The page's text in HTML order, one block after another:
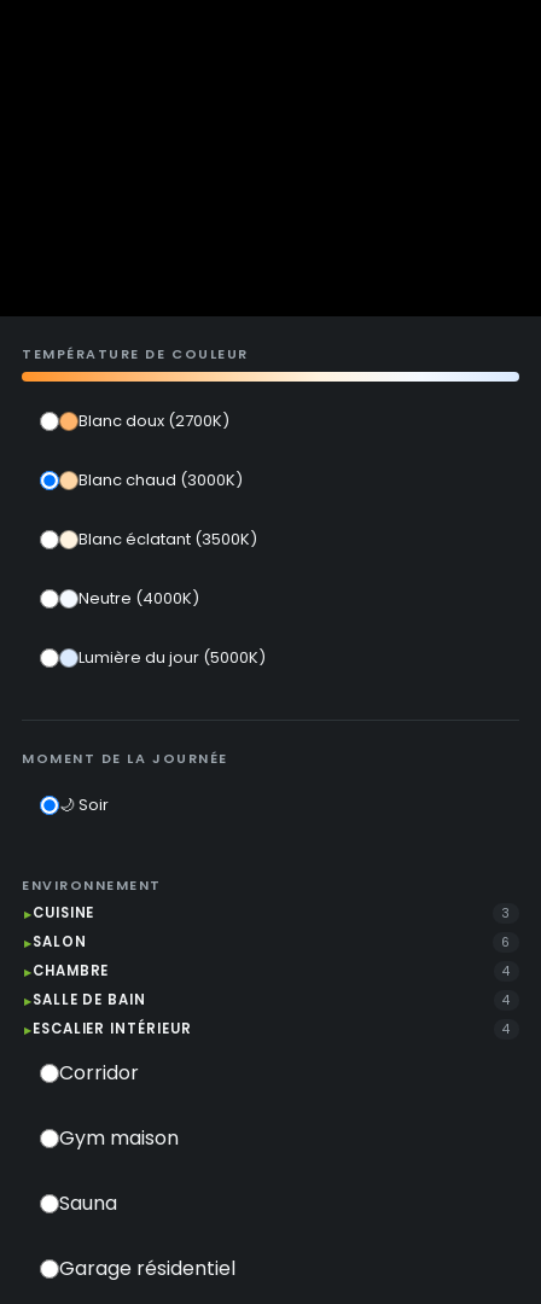
ENVIRONNEMENT
CUISINE
3
SALON 6
CHAMBRE 4
SALLE DE BAIN 4
ESCALIER INTÉRIEUR 4
Corridor
Gym maison
Sauna
Garage résidentiel
TEMPÉRATURE DE COULEUR
Blanc doux (2700K)
Blanc chaud (3000K)
Blanc éclatant (3500K)
Neutre (4000K)
Lumière du jour (5000K)
MOMENT DE LA JOURNÉE
🌙 Soir